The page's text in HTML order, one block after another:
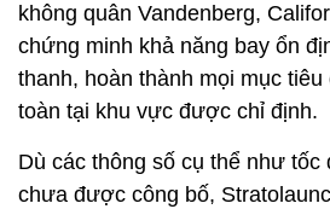
không quân Vandenberg,
chứng minh khả năng bay ổn
thanh, hoàn thành mọi mục
toàn tại khu vực được chỉ định.
Dù các thông số cụ thể như tốc
chưa được công bố,